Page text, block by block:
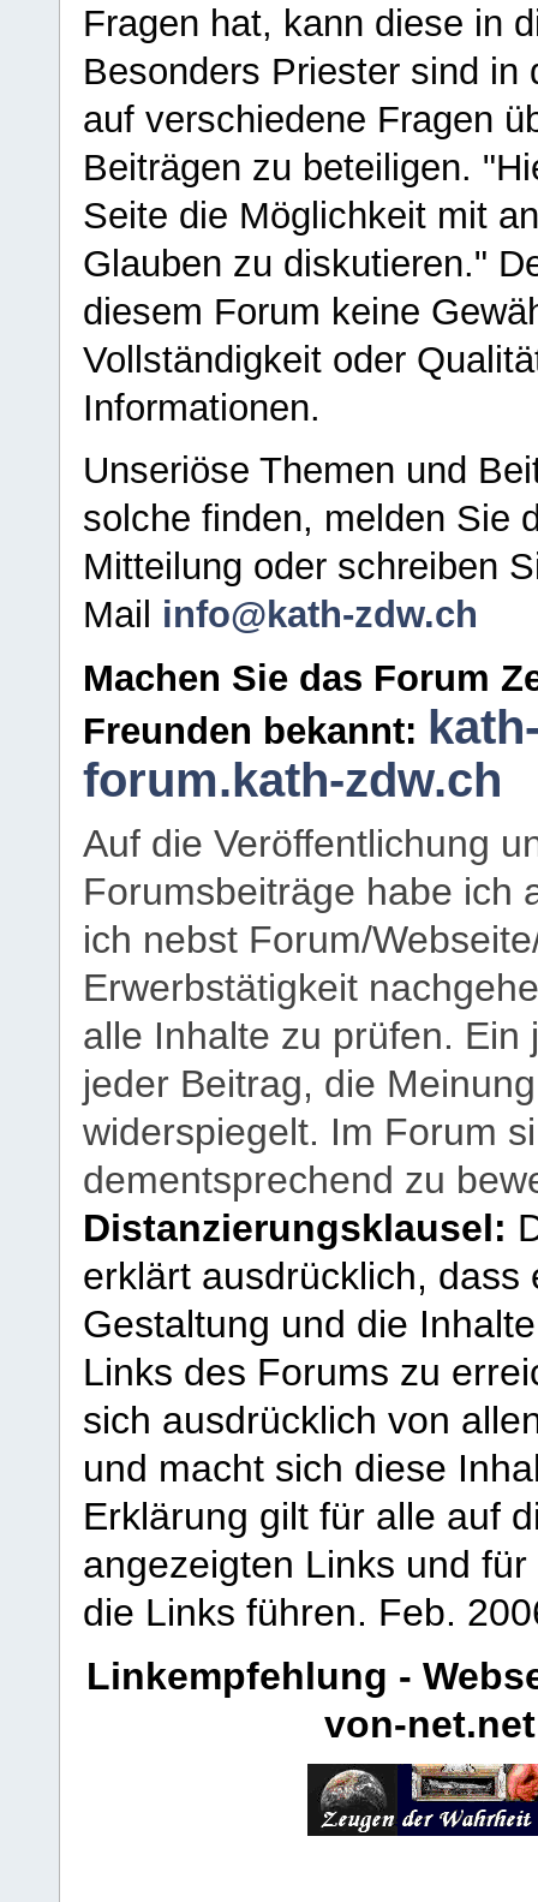
Fragen hat, kann diese in
Besonders Priester sind in
auf verschiedene Fragen
Beiträgen zu beteiligen.
Seite die Möglichkeit mit
Glauben zu diskutieren."
diesem Forum keine
Vollständigkeit oder
Informationen.
Unseriöse Themen und
solche finden, melden Sie
Mitteilung oder schreiben
Mail info@kath-zdw.ch
Machen Sie das Forum
Freunden bekannt:
forum.kath-zdw.ch
Auf die Veröffentlichung
Forumsbeiträge habe ich
ich nebst Forum/
Erwerbstätigkeit
alle Inhalte zu prüfen.
jeder Beitrag, die
widerspiegelt. Im Forum
dementsprechend zu
Distanzierungsklausel:
erklärt ausdrücklich,
Gestaltung und die
Links des Forums zu
sich ausdrücklich von
und macht sich diese
Erklärung gilt für alle auf
angezeigten Links und
die Links führen. Feb.
Linkempfehlung -
von-net.net